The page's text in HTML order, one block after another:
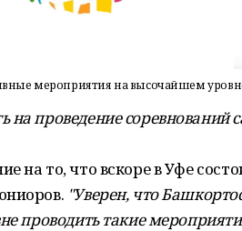
мероприятия на высочайшем
на проведение соревнований
на то, что вскоре в Уфе
"Уверен, что
проводить такие